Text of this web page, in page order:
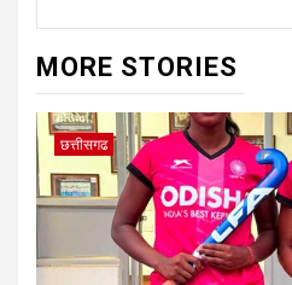
MORE STORIES
छत्तीसगढ